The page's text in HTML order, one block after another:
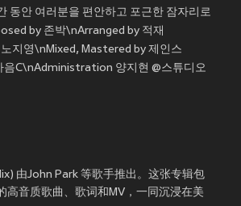
동안 여러분을 편안하고 포근한 잠자리로
by 존박\nArranged by 적재
지영\nMixed, Mastered by 제인스
음C\nAdministration 양지현 @스튜디오
由John Park 等歌手推出。这张专辑包
高音质歌曲、歌词和MV，一同沉浸在美